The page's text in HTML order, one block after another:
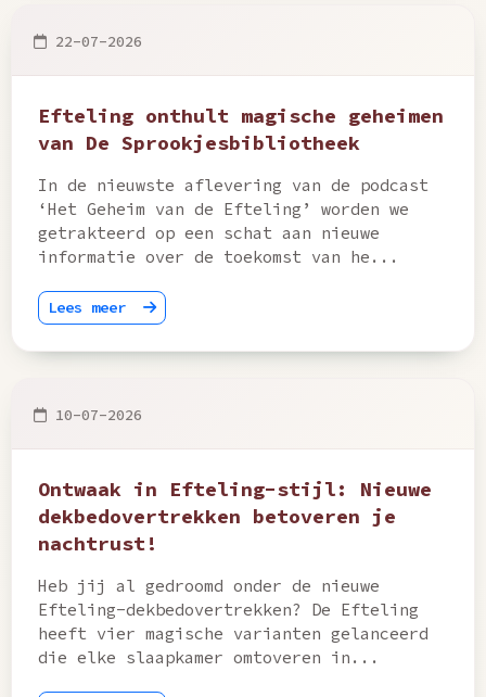
22-07-2026
Efteling onthult magische geheimen
van De Sprookjesbibliotheek
In de nieuwste aflevering van de podcast
‘Het Geheim van de Efteling’ worden we
getrakteerd op een schat aan nieuwe
informatie over de toekomst van he...
Lees meer
10-07-2026
Ontwaak in Efteling-stijl: Nieuwe
dekbedovertrekken betoveren je
nachtrust!
Heb jij al gedroomd onder de nieuwe
Efteling-dekbedovertrekken? De Efteling
heeft vier magische varianten gelanceerd
die elke slaapkamer omtoveren in...